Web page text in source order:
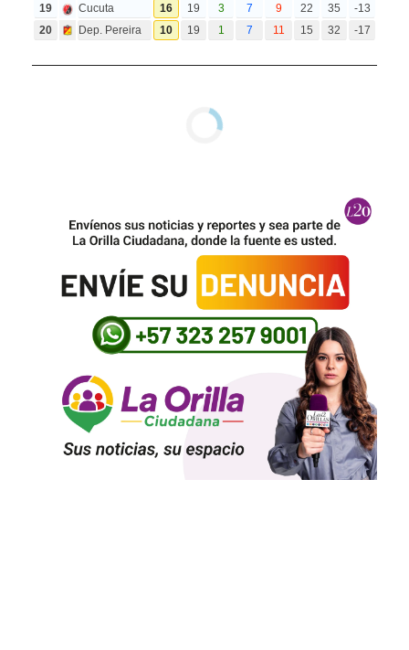
19
Cucuta 16 19 3 7 9 22 35
-13
20
Dep. Pereira 10 19 1 7 11 15 32 -17